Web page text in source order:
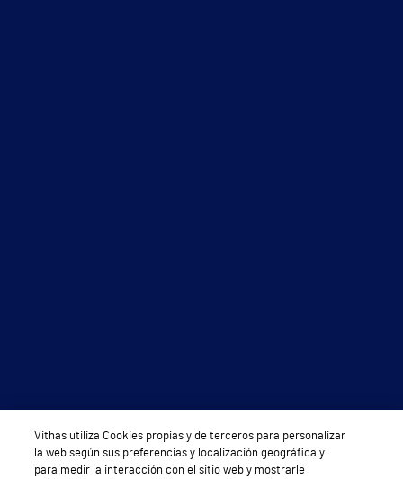
Vithas utiliza Cookies propias y de terceros para personalizar
la web según sus preferencias y localización geográfica y
para medir la interacción con el sitio web y mostrarle